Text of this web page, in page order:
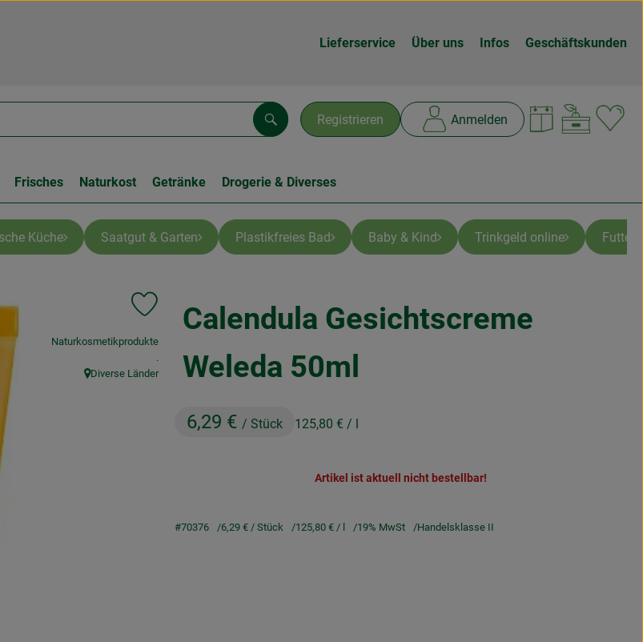
Lieferservice Über uns Infos Geschäftskunden
Registrieren Anmelden
Suchen
Frisches Naturkost Getränke Drogerie & Diverses
Küche Saatgut & Garten Plastikfreies Bad Baby & Kind Trinkgeld online
Calendula Gesichtscreme
Weleda 50ml
6,29 € / Stück 125,80 € / l
Produkt zu Favouriten hinzufügen
, Verband:
Naturkosmetikprodukte
, Kontrollstelle:
.
, Herkunft:
Diverse Länder
Artikel ist aktuell nicht bestellbar!
#70376 6,29 € / Stück 125,80 € / l 19% MwSt Handelsklasse II